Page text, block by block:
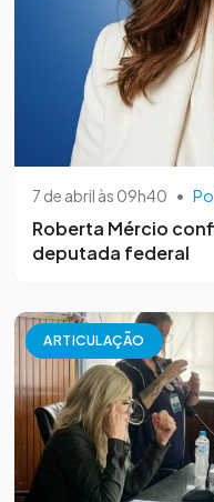
7 de abril às 09h40 •
Roberta Mércio
deputada federal
ARTICULAÇÃO